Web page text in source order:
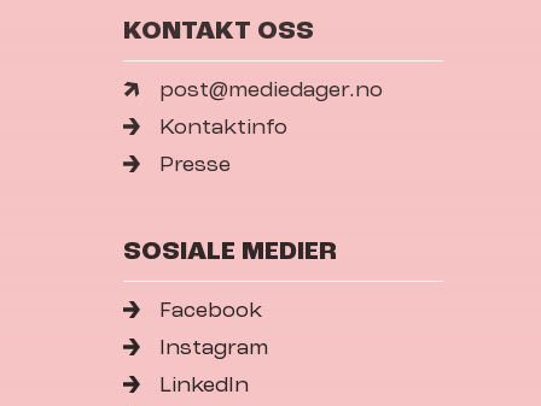
KONTAKT OSS
post@mediedager.no
Kontaktinfo
Presse
SOSIALE MEDIER
Facebook
Instagram
LinkedIn